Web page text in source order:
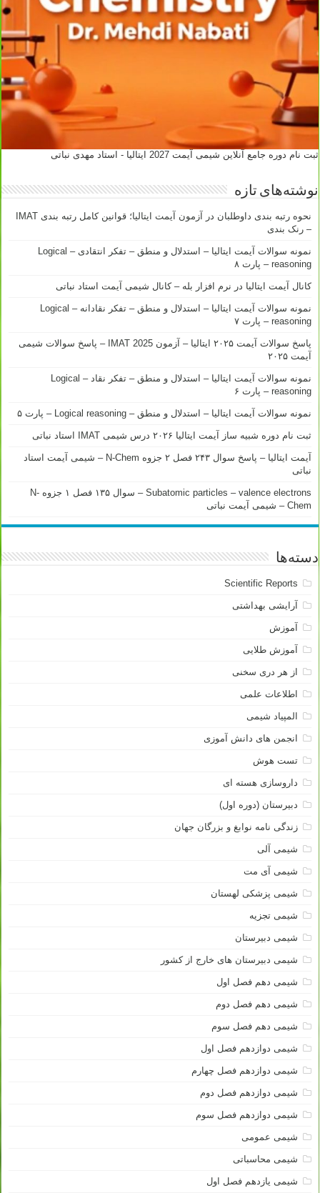
ثبت نام دوره جامع آنلاین شیمی آیمت 2027 ایتالیا - استاد مهدی نباتی
نوشته‌های تازه
نحوه رتبه بندی داوطلبان در آزمون آیمت ایتالیا؛ قوانین کامل رتبه بندی IMAT
– رنک بندی
نمونه سوالات آیمت ایتالیا – استدلال و منطق – تفکر انتقادی – Logical
reasoning – پارت ۸
کانال آیمت ایتالیا در نرم افزار بله – کانال شیمی آیمت استاد نباتی
نمونه سوالات آیمت ایتالیا – استدلال و منطق – تفکر نقادانه – Logical
reasoning – پارت ۷
پاسخ سوالات آیمت ۲۰۲۵ ایتالیا – آزمون IMAT 2025 – پاسخ سوالات شیمی
آیمت ۲۰۲۵
نمونه سوالات آیمت ایتالیا – استدلال و منطق – تفکر نقاد – Logical
reasoning – پارت ۶
نمونه سوالات آیمت ایتالیا – استدلال و منطق – Logical reasoning – پارت ۵
ثبت نام دوره شبیه ساز آیمت ایتالیا ۲۰۲۶ درس شیمی IMAT استاد نباتی
آیمت ایتالیا – پاسخ سوال ۲۴۳ فصل ۲ جزوه N-Chem – شیمی آیمت استاد
نباتی
Subatomic particles – valence electrons – سوال ۱۳۵ فصل ۱ جزوه N-
Chem – شیمی آیمت نباتی
دسته‌ها
Scientific Reports
آرایشی بهداشتی
آموزش
آموزش طلایی
از هر دری سخنی
اطلاعات علمی
المپیاد شیمی
انجمن های دانش آموزی
تست هوش
داروسازی هسته ای
دبیرستان (دوره اول)
زندگی نامه نوابغ و بزرگان جهان
شیمی آلی
شیمی آی مت
شیمی پزشکی لهستان
شیمی تجزیه
شیمی دبیرستان
شیمی دبیرستان های خارج از کشور
شیمی دهم فصل اول
شیمی دهم فصل دوم
شیمی دهم فصل سوم
شیمی دوازدهم فصل اول
شیمی دوازدهم فصل چهارم
شیمی دوازدهم فصل دوم
شیمی دوازدهم فصل سوم
شیمی عمومی
شیمی محاسباتی
شیمی یازدهم فصل اول